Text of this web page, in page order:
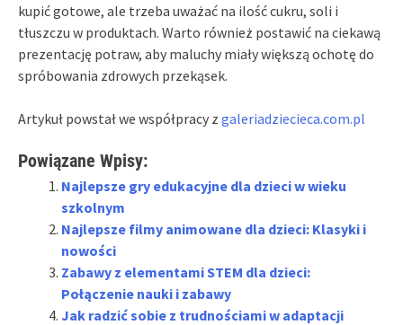
kupić gotowe, ale trzeba uważać na ilość cukru, soli i
tłuszczu w produktach. Warto również postawić na ciekawą
prezentację potraw, aby maluchy miały większą ochotę do
spróbowania zdrowych przekąsek.
Artykuł powstał we współpracy z galeriadziecieca.com.pl
Powiązane Wpisy:
Najlepsze gry edukacyjne dla dzieci w wieku
szkolnym
Najlepsze filmy animowane dla dzieci: Klasyki i
nowości
Zabawy z elementami STEM dla dzieci:
Połączenie nauki i zabawy
Jak radzić sobie z trudnościami w adaptacji